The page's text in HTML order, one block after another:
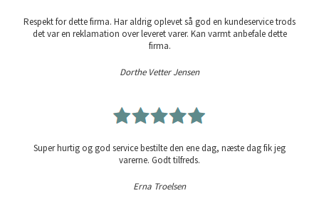
Respekt for dette firma. Har aldrig oplevet så god en kundeservice trods
det var en reklamation over leveret varer. Kan varmt anbefale dette
firma.
Dorthe Vetter Jensen
Super hurtig og god service bestilte den ene dag, næste dag fik jeg
varerne. Godt tilfreds.
Erna Troelsen